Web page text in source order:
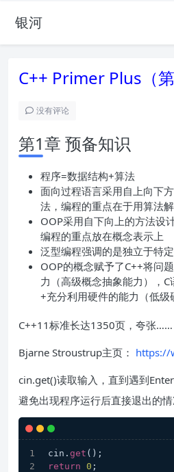
银河
C++ Primer Plus（
没有评论
第1章 预备知识
程序=数据结构+算法
面向过程语言采用自上向下
法，编程的重点在于用算法
OOP采用自下向上的方法设
编程的重点放在概念表示上
泛型编程强调的是独立于特
OOP的概念赋予了C++将问
力（高级概念抽象能力），
+充分利用硬件的能力（低级
C++11标准长达1350页，夸张……
Bjarne Stroustrup主页： https://
cin.get()读取输入，直到遇到
避免出现程序运行后直接退出的情
cin. get ();
return 0 ;